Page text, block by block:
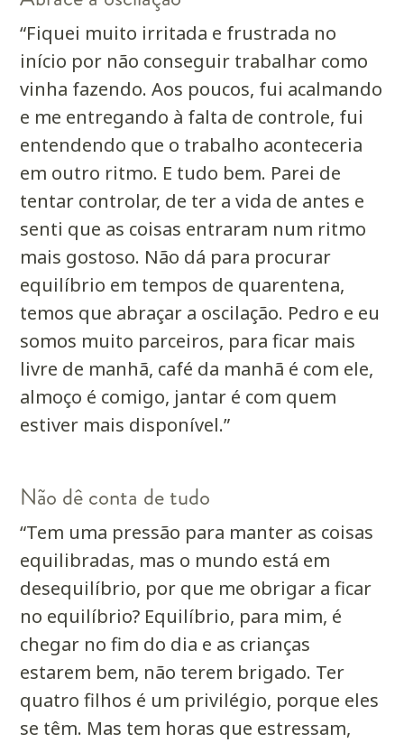
“Fiquei muito irritada e frustrada no
início por não conseguir trabalhar como
vinha fazendo. Aos poucos, fui acalmando
e me entregando à falta de controle, fui
entendendo que o trabalho aconteceria
em outro ritmo. E tudo bem. Parei de
tentar controlar, de ter a vida de antes e
senti que as coisas entraram num ritmo
mais gostoso. Não dá para procurar
equilíbrio em tempos de quarentena,
temos que abraçar a oscilação. Pedro e eu
somos muito parceiros, para ficar mais
livre de manhã, café da manhã é com ele,
almoço é comigo, jantar é com quem
estiver mais disponível.”
Não dê conta de tudo
“Tem uma pressão para manter as coisas
equilibradas, mas o mundo está em
desequilíbrio, por que me obrigar a ficar
no equilíbrio? Equilíbrio, para mim, é
chegar no fim do dia e as crianças
estarem bem, não terem brigado. Ter
quatro filhos é um privilégio, porque eles
se têm. Mas tem horas que estressam,